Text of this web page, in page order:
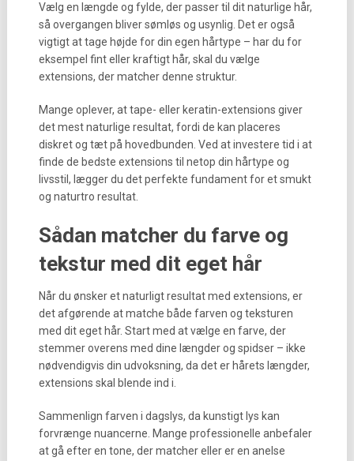
Vælg en længde og fylde, der passer til dit naturlige hår,
så overgangen bliver sømløs og usynlig. Det er også
vigtigt at tage højde for din egen hårtype – har du for
eksempel fint eller kraftigt hår, skal du vælge
extensions, der matcher denne struktur.
Mange oplever, at tape- eller keratin-extensions giver
det mest naturlige resultat, fordi de kan placeres
diskret og tæt på hovedbunden. Ved at investere tid i at
finde de bedste extensions til netop din hårtype og
livsstil, lægger du det perfekte fundament for et smukt
og naturtro resultat.
Sådan matcher du farve og
tekstur med dit eget hår
Når du ønsker et naturligt resultat med extensions, er
det afgørende at matche både farven og teksturen
med dit eget hår. Start med at vælge en farve, der
stemmer overens med dine længder og spidser – ikke
nødvendigvis din udvoksning, da det er hårets længder,
extensions skal blende ind i.
Sammenlign farven i dagslys, da kunstigt lys kan
forvrænge nuancerne. Mange professionelle anbefaler
at gå efter en tone, der matcher eller er en anelse